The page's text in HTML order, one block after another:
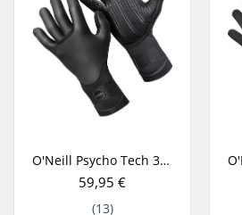
O'Neill Psycho Tech 3mm Neopreenihanskat
59,95 €
(13)